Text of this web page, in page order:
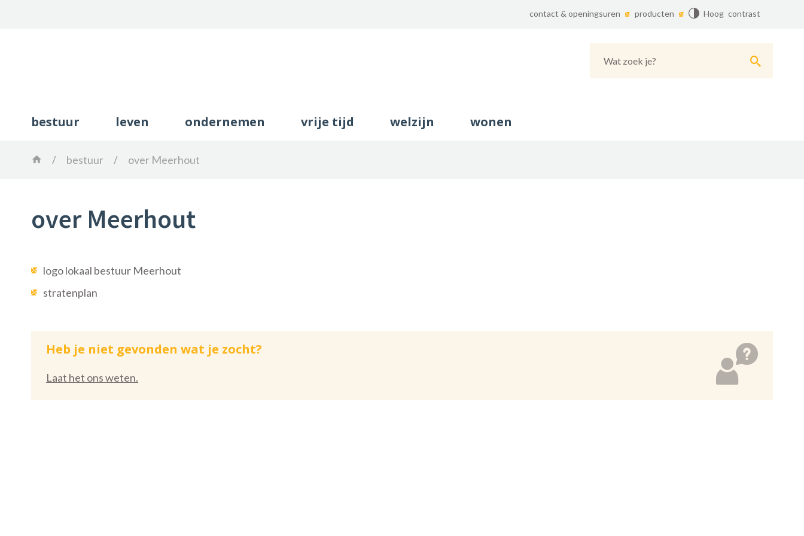
Naar
contact & openingsuren producten Hoog contrast
bestuur leven ondernemen vrije tijd welzijn wonen
Homebestuur over Meerhout
over Meerhout
theme-
sub-
title
logo lokaal bestuur Meerhout
stratenplan
Heb je niet gevonden wat je zocht?
Laat het ons weten.